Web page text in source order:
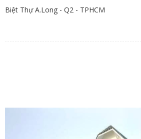
Biệt Thự A.Long - Q2 - TPHCM